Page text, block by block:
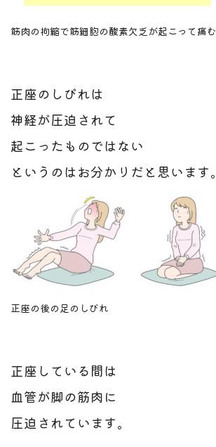
筋肉の拘縮で筋細胞の酸素欠乏が起こって痛む
正座のしびれは
神経が圧迫されて
起こったものではない
というのはお分かりだと思います。
正座の後の足のしびれ
正座している間は
血管が脚の筋肉に
圧迫されています。